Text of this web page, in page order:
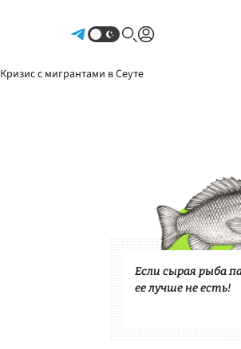
Кризис с мигрантами в Сеуте
Если сырая рыба
ее лучше не есть!